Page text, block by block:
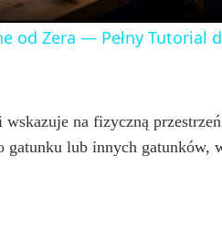
y
i
od Zera — Pełny Tutorial
na fizyczną
gatunku lub innych